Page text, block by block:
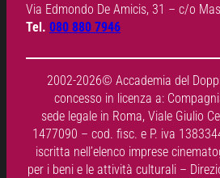
Via Edmondo De Amicis, 31 – c/o
Tel. 080 880 7946
2002-2026© Accademia del
concesso in licenza a:
sede legale in Roma, Viale Giulio
1477090 – cod. fisc. e P. iva
iscritta nell’elenco imprese
per i beni e le attività culturali –